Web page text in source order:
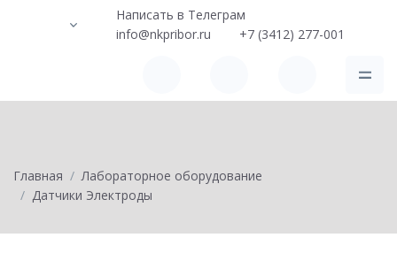
Написать в Телеграм
info@nkpribor.ru
+7 (3412) 277-001
Главная
Лабораторное оборудование
Датчики Электроды